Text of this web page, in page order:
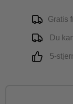
Gratis
Du
5-